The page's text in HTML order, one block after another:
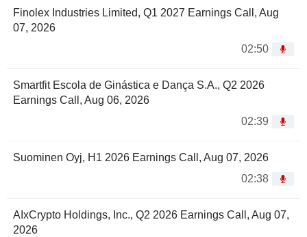
Finolex Industries Limited, Q1 2027 Earnings Call, Aug
07, 2026
02:50
Smartfit Escola de Ginástica e Dança S.A., Q2 2026
Earnings Call, Aug 06, 2026
02:39
Suominen Oyj, H1 2026 Earnings Call, Aug 07, 2026
02:38
AIxCrypto Holdings, Inc., Q2 2026 Earnings Call, Aug 07,
2026